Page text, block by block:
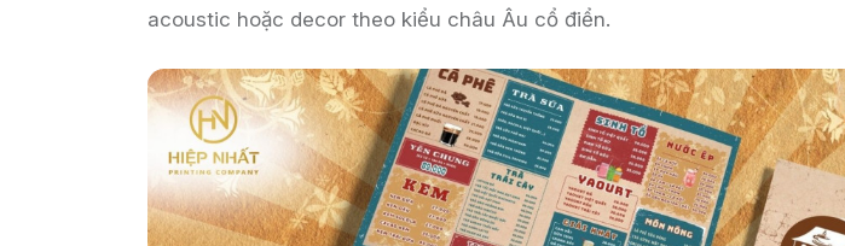
acoustic hoặc decor theo kiểu châu Âu cổ điển.